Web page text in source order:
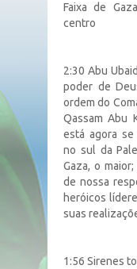
Faixa de
centro
2:30 Abu
poder de
ordem do
Qassam Abu
está agora se
no sul da
Gaza, o
de nossa
heróicos
suas
1:56 Sirenes